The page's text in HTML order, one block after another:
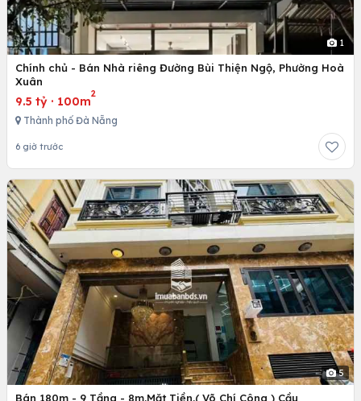
1
Chính chủ - Bán Nhà riêng Đường Bùi Thiện Ngộ, Phường Hoà
Xuân
9.5 tỷ · 100m
2
Thành phố Đà Nẵng
6 giờ trước
5
Bán 180m - 9 Tầng - 8m.Mặt Tiền.( Võ Chí Công ) Cầu